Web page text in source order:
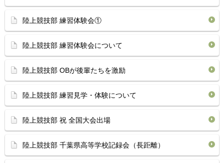
陸上競技部 練習体験会①
陸上競技部 練習体験会について
陸上競技部 OBが後輩たちを激励
陸上競技部 練習見学・体験について
陸上競技部 祝 全国大会出場
陸上競技部 千葉県高等学校記録会（長距離）